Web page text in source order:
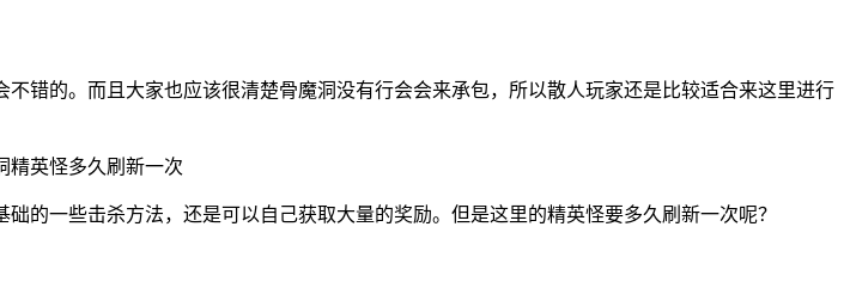
错的。而且大家也应该很清楚骨魔洞没有行会会来承包，所以散人玩家还是比较适合来这里进行
的一些击杀方法，还是可以自己获取大量的奖励。但是这里的精英怪要多久刷新一次呢？